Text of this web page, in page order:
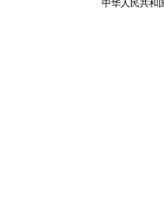
中华人民共和